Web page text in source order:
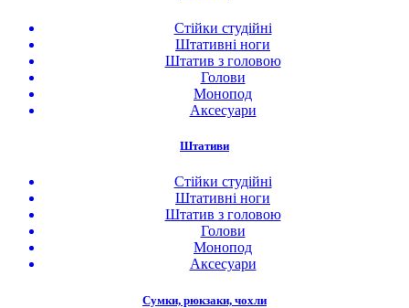
Стійки студійні
Штативні ноги
Штатив з головою
Голови
Монопод
Аксесуари
Штативи
Стійки студійні
Штативні ноги
Штатив з головою
Голови
Монопод
Аксесуари
Сумки, рюкзаки, чохли